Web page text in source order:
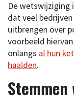
De wetswijziging
dat veel
uitbrengen over
voorbeeld
onlangs al hun
haalden.